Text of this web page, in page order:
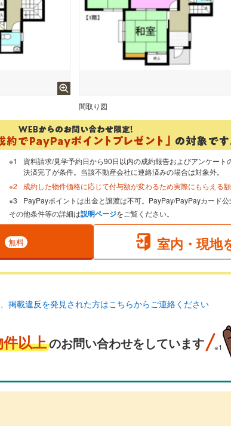
間取り図
資料請求/見学予約日から90日以内の成約報告およびアンケー
決済完了が条件。当該不動産会社に連絡済みの場合は対象外。
成約した物件価格に応じて付与額が変わるため実際にもらえる額
PayPayポイントは出金と譲渡は不可。PayPay/PayPayカード公
その他条件等の詳細は説明ページをご覧ください。
無料 室内・現地
掲載違反を発見された方はこちらからご連絡ください
以上のお問い合わせをしています ※1